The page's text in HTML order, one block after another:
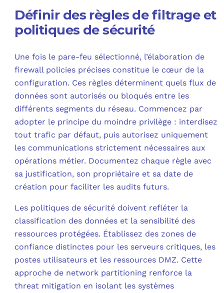
Définir des règles de filtrage et
politiques de sécurité
Une fois le pare-feu sélectionné, l’élaboration de
firewall policies précises constitue le cœur de la
configuration. Ces règles déterminent quels flux de
données sont autorisés ou bloqués entre les
différents segments du réseau. Commencez par
adopter le principe du moindre privilège : interdisez
tout trafic par défaut, puis autorisez uniquement
les communications strictement nécessaires aux
opérations métier. Documentez chaque règle avec
sa justification, son propriétaire et sa date de
création pour faciliter les audits futurs.
Les politiques de sécurité doivent refléter la
classification des données et la sensibilité des
ressources protégées. Établissez des zones de
confiance distinctes pour les serveurs critiques, les
postes utilisateurs et les ressources DMZ. Cette
approche de network partitioning renforce la
threat mitigation en isolant les systèmes